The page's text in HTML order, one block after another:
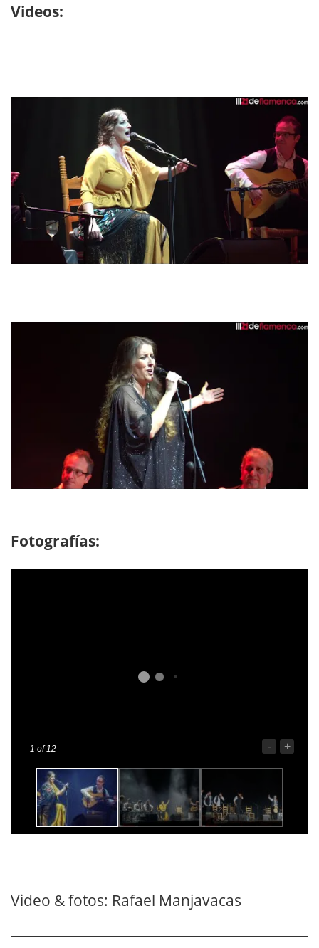
Videos:
Fotografías:
1 of 12 - +
Video & fotos: Rafael Manjavacas